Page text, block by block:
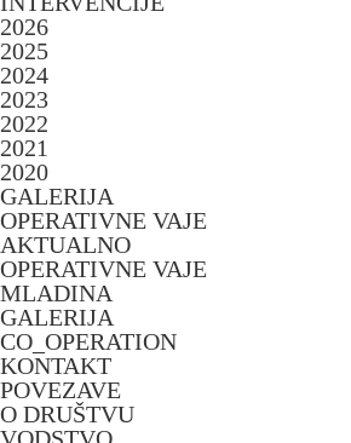
2026
2025
2024
2023
2022
2021
2020
GALERIJA
OPERATIVNE VAJE
AKTUALNO
OPERATIVNE VAJE
MLADINA
GALERIJA
CO_OPERATION
KONTAKT
POVEZAVE
O DRUŠTVU